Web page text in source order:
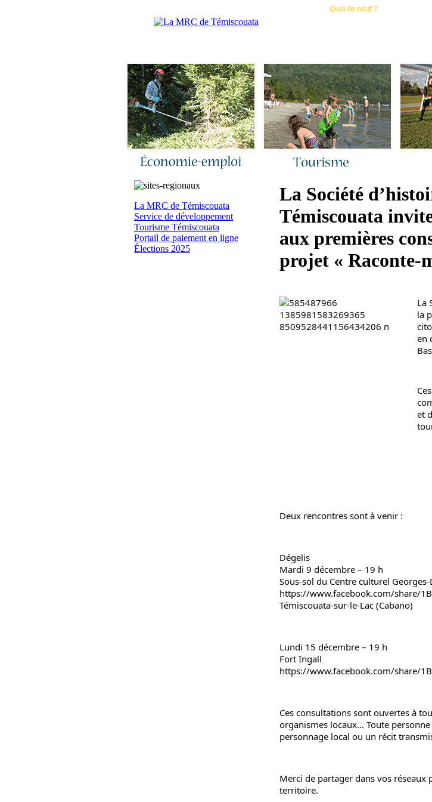
Quoi de neuf ?
La MRC de Témiscouata
Service de développement
Tourisme Témiscouata
Portail de paiement en ligne
Élections 2025
La Société
Témiscouata
aux premières
projet « Raconte-
La
la
en
et
Deux rencontres sont à venir :
Dégelis
Mardi 9 décembre – 19 h
Sous-sol du Centre culturel Georges-
https://www.facebook.com/share/
Témiscouata-sur-le-Lac (Cabano)
Lundi 15 décembre – 19 h
Fort Ingall
https://www.facebook.com/share/
Ces consultations sont ouvertes à
organismes locaux… Toute
personnage local ou un récit
Merci de partager dans vos
territoire.